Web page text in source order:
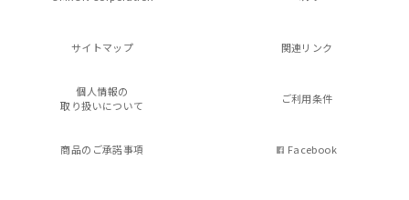
サイトマップ 関連リンク
個人情報の
取り扱いについて
ご利用条件
商品のご承諾事項 Facebook